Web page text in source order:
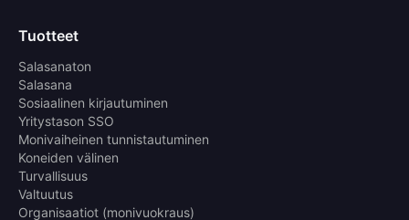
Tuotteet
Salasanaton
Salasana
Sosiaalinen kirjautuminen
Yritystason SSO
Monivaiheinen tunnistautuminen
Koneiden välinen
Turvallisuus
Valtuutus
Organisaatiot (monivuokraus)